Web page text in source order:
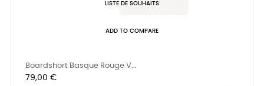
LISTE DE SOUHAITS
ADD TO COMPARE
Boardshort Basque Rouge V...
Prix
79,00 €